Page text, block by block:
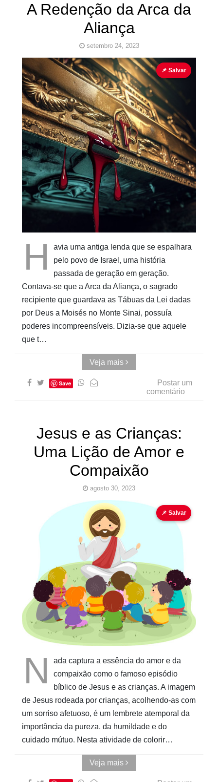
A Redenção da Arca da
Aliança
setembro 24, 2023
Arca da Aliança Histórias Jesus
Pinturas
do
📌 Salvar
H
avia uma antiga lenda que se espalhara
pelo povo de Israel, uma história
passada de geração em geração.
Contava-se que a Arca da Aliança, o sagrado
recipiente que guardava as Tábuas da Lei dadas
por Deus a Moisés no Monte Sinai, possuía
poderes incompreensíveis. Dizia-se que aquele
que t…
Veja mais
Save
Postar um
comentário
Jesus e as Crianças:
Uma Lição de Amor e
Compaixão
agosto 30, 2023
Crianças para colorir
Pinturas
do
AUwe
📌 Salvar
N
ada captura a essência do amor e da
compaixão como o famoso episódio
bíblico de Jesus e as crianças. A imagem
de Jesus rodeada por crianças, acolhendo-as com
um sorriso afetuoso, é um lembrete atemporal da
importância da pureza, da humildade e do
cuidado mútuo. Nesta atividade de colorir…
Veja mais